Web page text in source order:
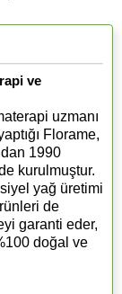
ve
uzmanı
Florame,
1990
kurulmuştur.
yağ üretimi
de
garanti eder,
doğal ve